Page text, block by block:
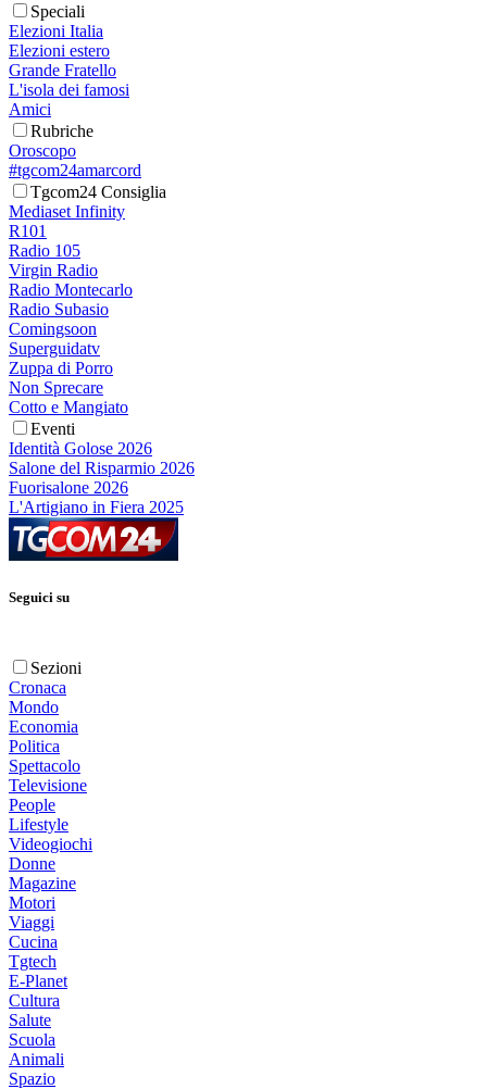
Speciali
Elezioni Italia
Elezioni estero
Grande Fratello
L'isola dei famosi
Amici
Rubriche
Oroscopo
#tgcom24amarcord
Tgcom24 Consiglia
Mediaset Infinity
R101
Radio 105
Virgin Radio
Radio Montecarlo
Radio Subasio
Comingsoon
Superguidatv
Zuppa di Porro
Non Sprecare
Cotto e Mangiato
Eventi
Identità Golose 2026
Salone del Risparmio 2026
Fuorisalone 2026
L'Artigiano in Fiera 2025
Seguici su
Sezioni
Cronaca
Mondo
Economia
Politica
Spettacolo
Televisione
People
Lifestyle
Videogiochi
Donne
Magazine
Motori
Viaggi
Cucina
Tgtech
E-Planet
Cultura
Salute
Scuola
Animali
Spazio